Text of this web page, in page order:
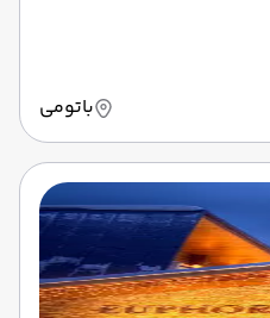
باتومی